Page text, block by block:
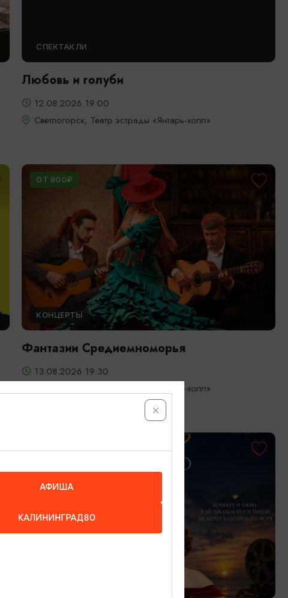
СПЕКТАКЛИ
Любовь и голуби
12.08.2026 19:00
Светлогорск, Театр эстрады «Янтарь-холл»
ОТ 800₽
КОНЦЕРТЫ
Фантазии Средиемноморья
13.08.2026 19:30
Светлогорск, Театр эстрады «Янтарь-холл»
АФИША
КАЛИНИНГРАД80